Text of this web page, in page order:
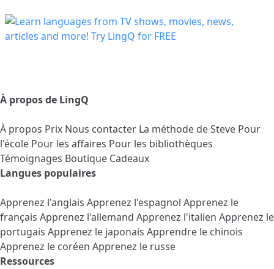
À propos de LingQ
À propos Prix Nous contacter La méthode de Steve Pour
l'école Pour les affaires Pour les bibliothèques
Témoignages Boutique Cadeaux
Langues populaires
Apprenez l'anglais Apprenez l'espagnol Apprenez le
français Apprenez l'allemand Apprenez l'italien Apprenez le
portugais Apprenez le japonais Apprendre le chinois
Apprenez le coréen Apprenez le russe
Ressources